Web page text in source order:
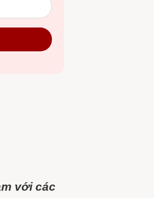
với các